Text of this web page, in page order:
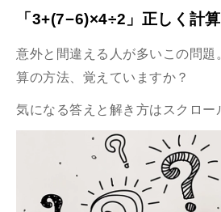
「3+(7−6)×4÷2」正しく計
意外と間違える人が多いこの問題
算の方法、覚えていますか？
気になる答えと解き方はスクロー